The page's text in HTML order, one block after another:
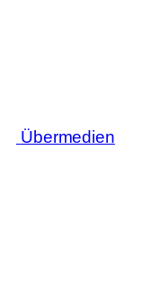
Übermedien